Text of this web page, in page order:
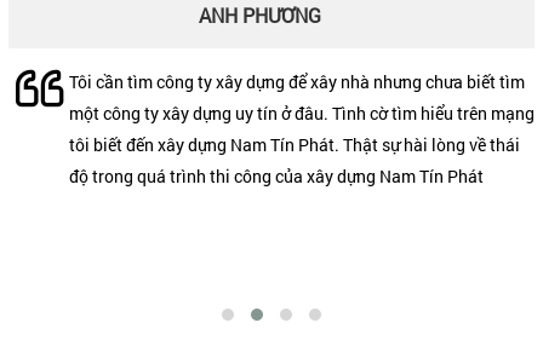
ANH PHƯƠNG
Tôi cần tìm công ty xây dựng để xây nhà nhưng chưa biết tìm
một công ty xây dựng uy tín ở đâu. Tình cờ tìm hiểu trên mạng
tôi biết đến xây dựng Nam Tín Phát. Thật sự hài lòng về thái
độ trong quá trình thi công của xây dựng Nam Tín Phát
CHỊ GÁI
Tôi xin gửi lời cảm ơn đến toàn thể mọi người trong công ty
xây dựng Nam Tín Phát đã xây dựng cho gia đình một căn
nhà thật tuyệt. Tôi rất hài lòng với thái độ làm việc và sự
chuyên nghiệp của toàn thể nhân viên công ty.